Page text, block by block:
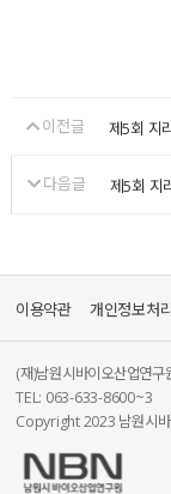
이전글 제5회 지
다음글 제5회 지
이용약관 개인정보처
(재)남원시바이오산업연
TEL: 063-633-8600~3
Copyright 2023 남원시